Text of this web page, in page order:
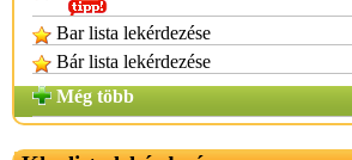
Bar lista lekérdezése
Bár lista lekérdezése
Még több